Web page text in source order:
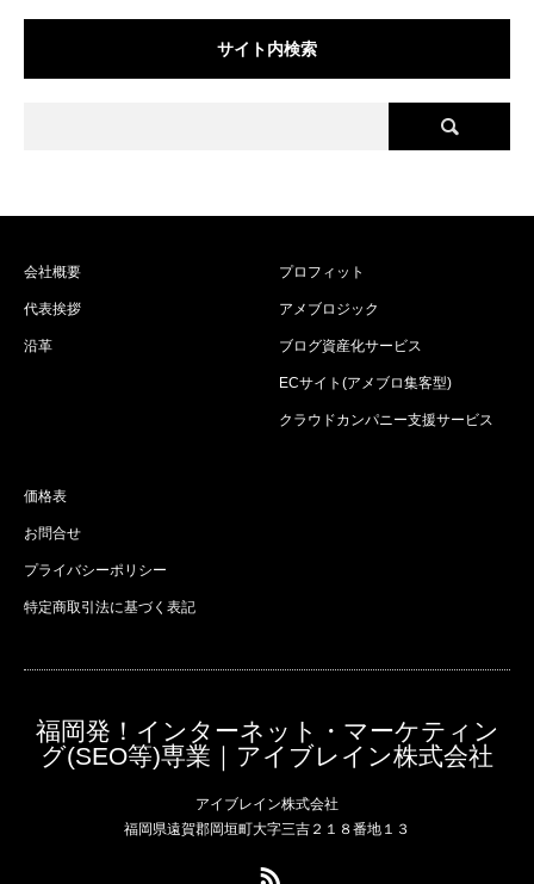
サイト内検索
会社概要
代表挨拶
沿革
プロフィット
アメブロジック
ブログ資産化サービス
ECサイト(アメブロ集客型)
クラウドカンパニー支援サービス
価格表
お問合せ
プライバシーポリシー
特定商取引法に基づく表記
福岡発！インターネット・マーケティン
グ(SEO等)専業｜アイブレイン株式会社
アイブレイン株式会社
福岡県遠賀郡岡垣町大字三吉２１８番地１３